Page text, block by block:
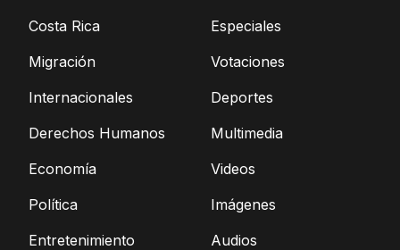
Costa Rica
Migración
Internacionales
Derechos Humanos
Economía
Política
Entretenimiento
Especiales
Votaciones
Deportes
Multimedia
Videos
Imágenes
Audios